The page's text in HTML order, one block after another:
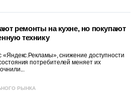
ремонты на кухне, но покупают
технику
«Яндекс.Рекламы», снижение доступности
потребителей меняет их
РЫНКА